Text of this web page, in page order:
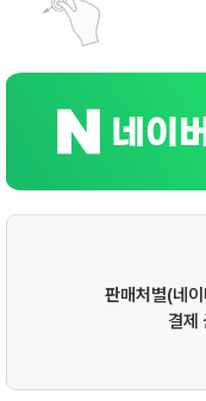
판매처별(네
결제